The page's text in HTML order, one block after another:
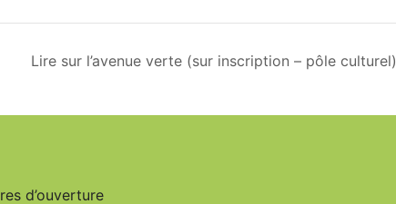
Lire sur l’avenue verte (sur inscription – pôle culturel)
d’ouverture